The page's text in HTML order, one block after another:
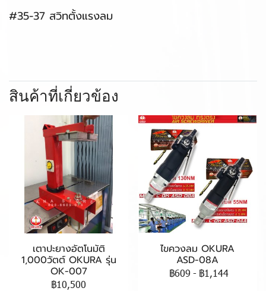
#35-37 สวิทตั้งแรงลม
สินค้าที่เกี่ยวข้อง
เตาปะยางอัตโนมัติ
1,000วัตต์ OKURA รุ่น
OK-007
฿10,500
ไขควงลม OKURA
ASD-08A
฿609 - ฿1,144